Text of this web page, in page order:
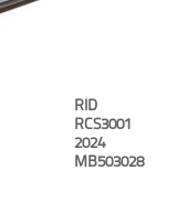
RID
RCS3001
2024
MB503028